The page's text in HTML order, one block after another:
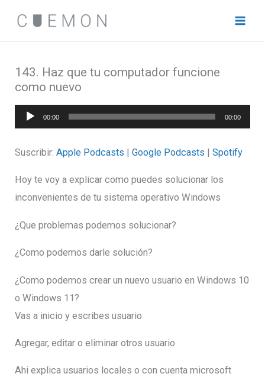
contenido
143. Haz que tu computador funcione
como nuevo
Reproductor
de
audio
00:00 00:00
Suscribir:Apple Podcasts |Google Podcasts |Spotify
Hoy te voy a explicar como puedes solucionar los
inconvenientes de tu sistema operativo Windows
¿Que problemas podemos solucionar?
¿Como podemos darle solución?
¿Como podemos crear un nuevo usuario en Windows 10
o Windows 11?
Vas a inicio y escribes usuario
Agregar, editar o eliminar otros usuario
Ahi explica usuarios locales o con cuenta microsoft